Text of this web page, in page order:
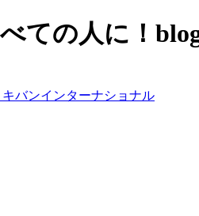
ての人に！
バンインターナショナル